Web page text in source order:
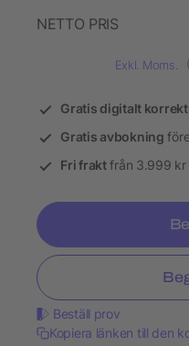
NETTO PRIS
Exkl. Moms.
Gratis digitalt
Gratis avbokning
Fri fraktfrån 3.999 kr
Beställ prov
Kopiera länken till den